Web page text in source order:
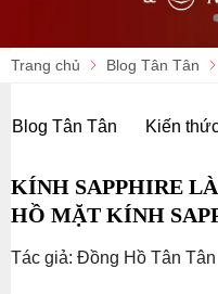
Trang chủ Blog Tân Tân
Blog Tân Tân Kiến
KÍNH SAPPHIRE
HỒ MẶT KÍNH
Tác giả: Đồng Hồ Tân Tân